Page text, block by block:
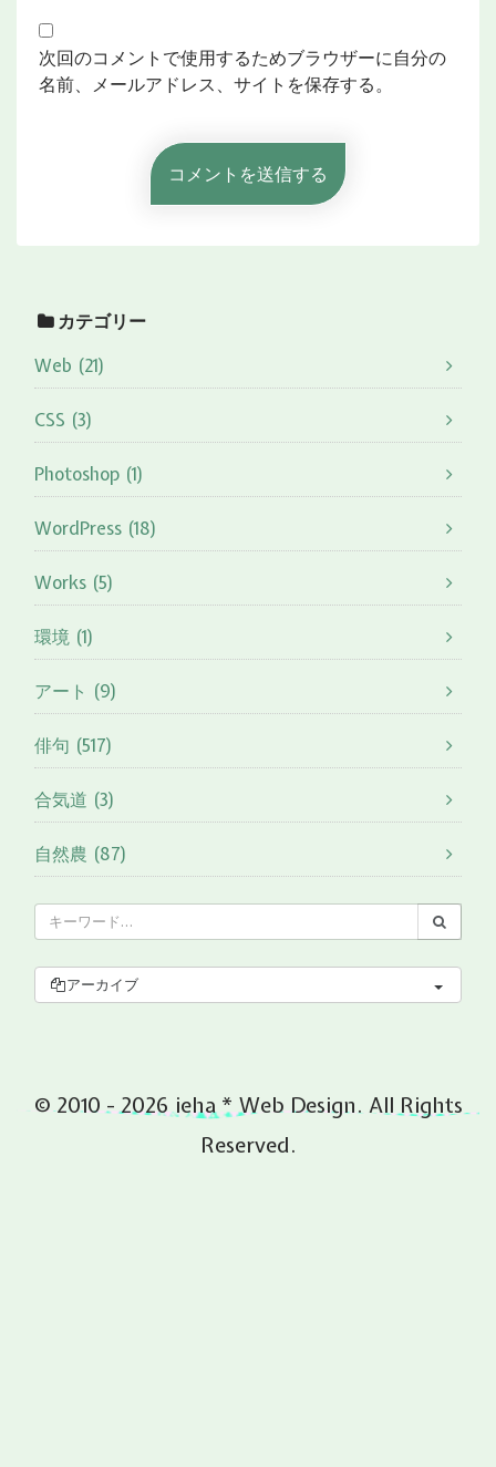
次回のコメントで使用するためブラウザーに自分の
名前、メールアドレス、サイトを保存する。
カテゴリー
Web (21)
CSS (3)
Photoshop (1)
WordPress (18)
Works (5)
環境 (1)
アート (9)
俳句 (517)
合気道 (3)
自然農 (87)
アーカイブ
© 2010 - 2026 ieha * Web Design. All Rights
Reserved.